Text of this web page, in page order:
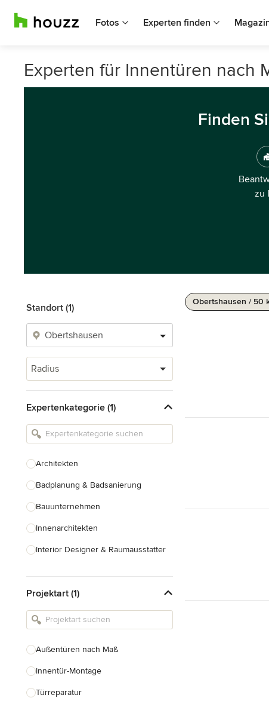
Fotos Experten finden
Experten für Innentüren nach
Finden
zu
Standort (1)
Radius
Expertenkategorie (1)
Architekten
Badplanung & Badsanierung
Bauunternehmen
Innenarchitekten
Interior Designer & Raumausstatter
Landschaftsarchitekten
Armaturen & Sanitärbedarf
Projektart (1)
Außentüren nach Maß
Innentür-Montage
Türreparatur
Obertshausen / 50